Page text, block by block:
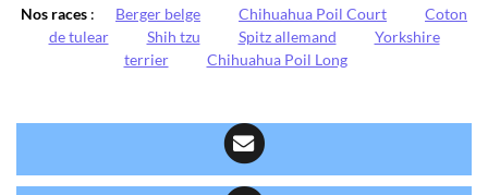
Nos races : Berger belge Chihuahua Poil Court
Coton
de tulear
Shih tzu Spitz allemand
Yorkshire
terrier
Chihuahua Poil Long